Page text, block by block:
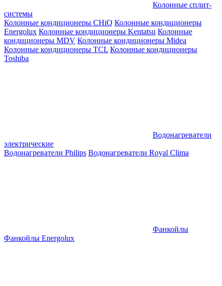
Колонные сплит-
системы
Колонные кондиционеры CHiQ Колонные кондиционеры
Energolux Колонные кондиционеры Kentatsu Колонные
кондиционеры MDV Колонные кондиционеры Midea
Колонные кондиционеры TCL Колонные кондиционеры
Toshiba
Водонагреватели
электрические
Водонагреватели Philips Водонагреватели Royal Clima
Фанкойлы
Фанкойлы Energolux